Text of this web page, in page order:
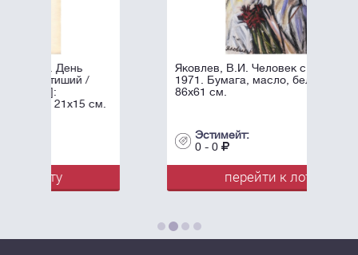
Яковлев, В.И. Человек с цветком. -
1971. Бумага, масло, белила. -
перейти к лоту